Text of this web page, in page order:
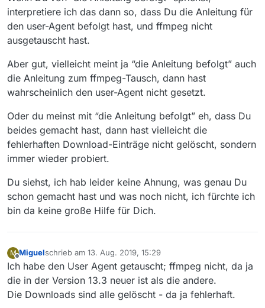
interpretiere ich das dann so, dass Du die Anleitung für
den user-Agent befolgt hast, und ffmpeg nicht
ausgetauscht hast.
Aber gut, vielleicht meint ja “die Anleitung befolgt” auch
die Anleitung zum ffmpeg-Tausch, dann hast
wahrscheinlich den user-Agent nicht gesetzt.
Oder du meinst mit “die Anleitung befolgt” eh, dass Du
beides gemacht hast, dann hast vielleicht die
fehlerhaften Download-Einträge nicht gelöscht, sondern
immer wieder probiert.
Du siehst, ich hab leider keine Ahnung, was genau Du
schon gemacht hast und was noch nicht, ich fürchte ich
bin da keine große Hilfe für Dich.
M
Offline
Miguelschrieb am 13. Aug. 2019, 15:29
zuletzt editiert von
Ich habe den User Agent getauscht; ffmpeg nicht, da ja
die in der Version 13.3 neuer ist als die andere.
Die Downloads sind alle gelöscht - da ja fehlerhaft.